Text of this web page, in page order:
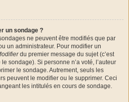
un sondage ?
ne peuvent être modifiés que par
un administrateur. Pour modifier un
du premier message du sujet (c’est
sondage). Si personne n’a voté, l’auteur
le sondage. Autrement, seuls les
peuvent le modifier ou le supprimer. Ceci
les intitulés en cours de sondage.